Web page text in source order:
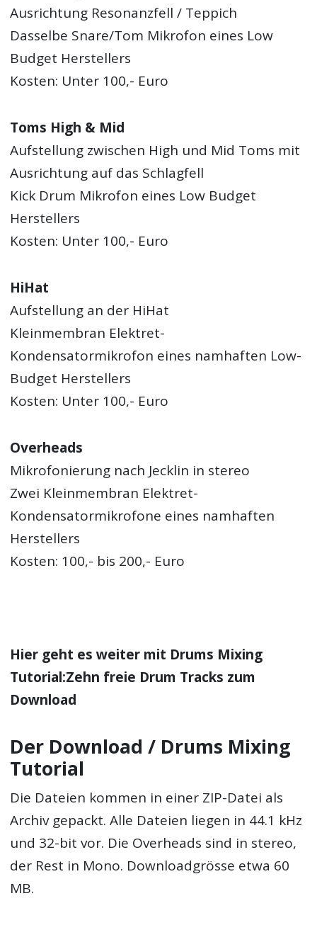
Ausrichtung Resonanzfell / Teppich
Dasselbe Snare/Tom Mikrofon eines Low
Budget Herstellers
Kosten: Unter 100,- Euro
Toms High & Mid
Aufstellung zwischen High und Mid Toms mit
Ausrichtung auf das Schlagfell
Kick Drum Mikrofon eines Low Budget
Herstellers
Kosten: Unter 100,- Euro
HiHat
Aufstellung an der HiHat
Kleinmembran Elektret-
Kondensatormikrofon eines namhaften Low-
Budget Herstellers
Kosten: Unter 100,- Euro
Overheads
Mikrofonierung nach Jecklin in stereo
Zwei Kleinmembran Elektret-
Kondensatormikrofone eines namhaften
Herstellers
Kosten: 100,- bis 200,- Euro
Hier geht es weiter mit Drums Mixing
Tutorial:Zehn freie Drum Tracks zum
Download
Der Download / Drums Mixing
Tutorial
Die Dateien kommen in einer ZIP-Datei als
Archiv gepackt. Alle Dateien liegen in 44.1 kHz
und 32-bit vor. Die Overheads sind in stereo,
der Rest in Mono. Downloadgrösse etwa 60
MB.